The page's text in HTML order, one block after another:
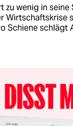
zu wenig in seine
Wirtschaftskrise
Schiene schlägt